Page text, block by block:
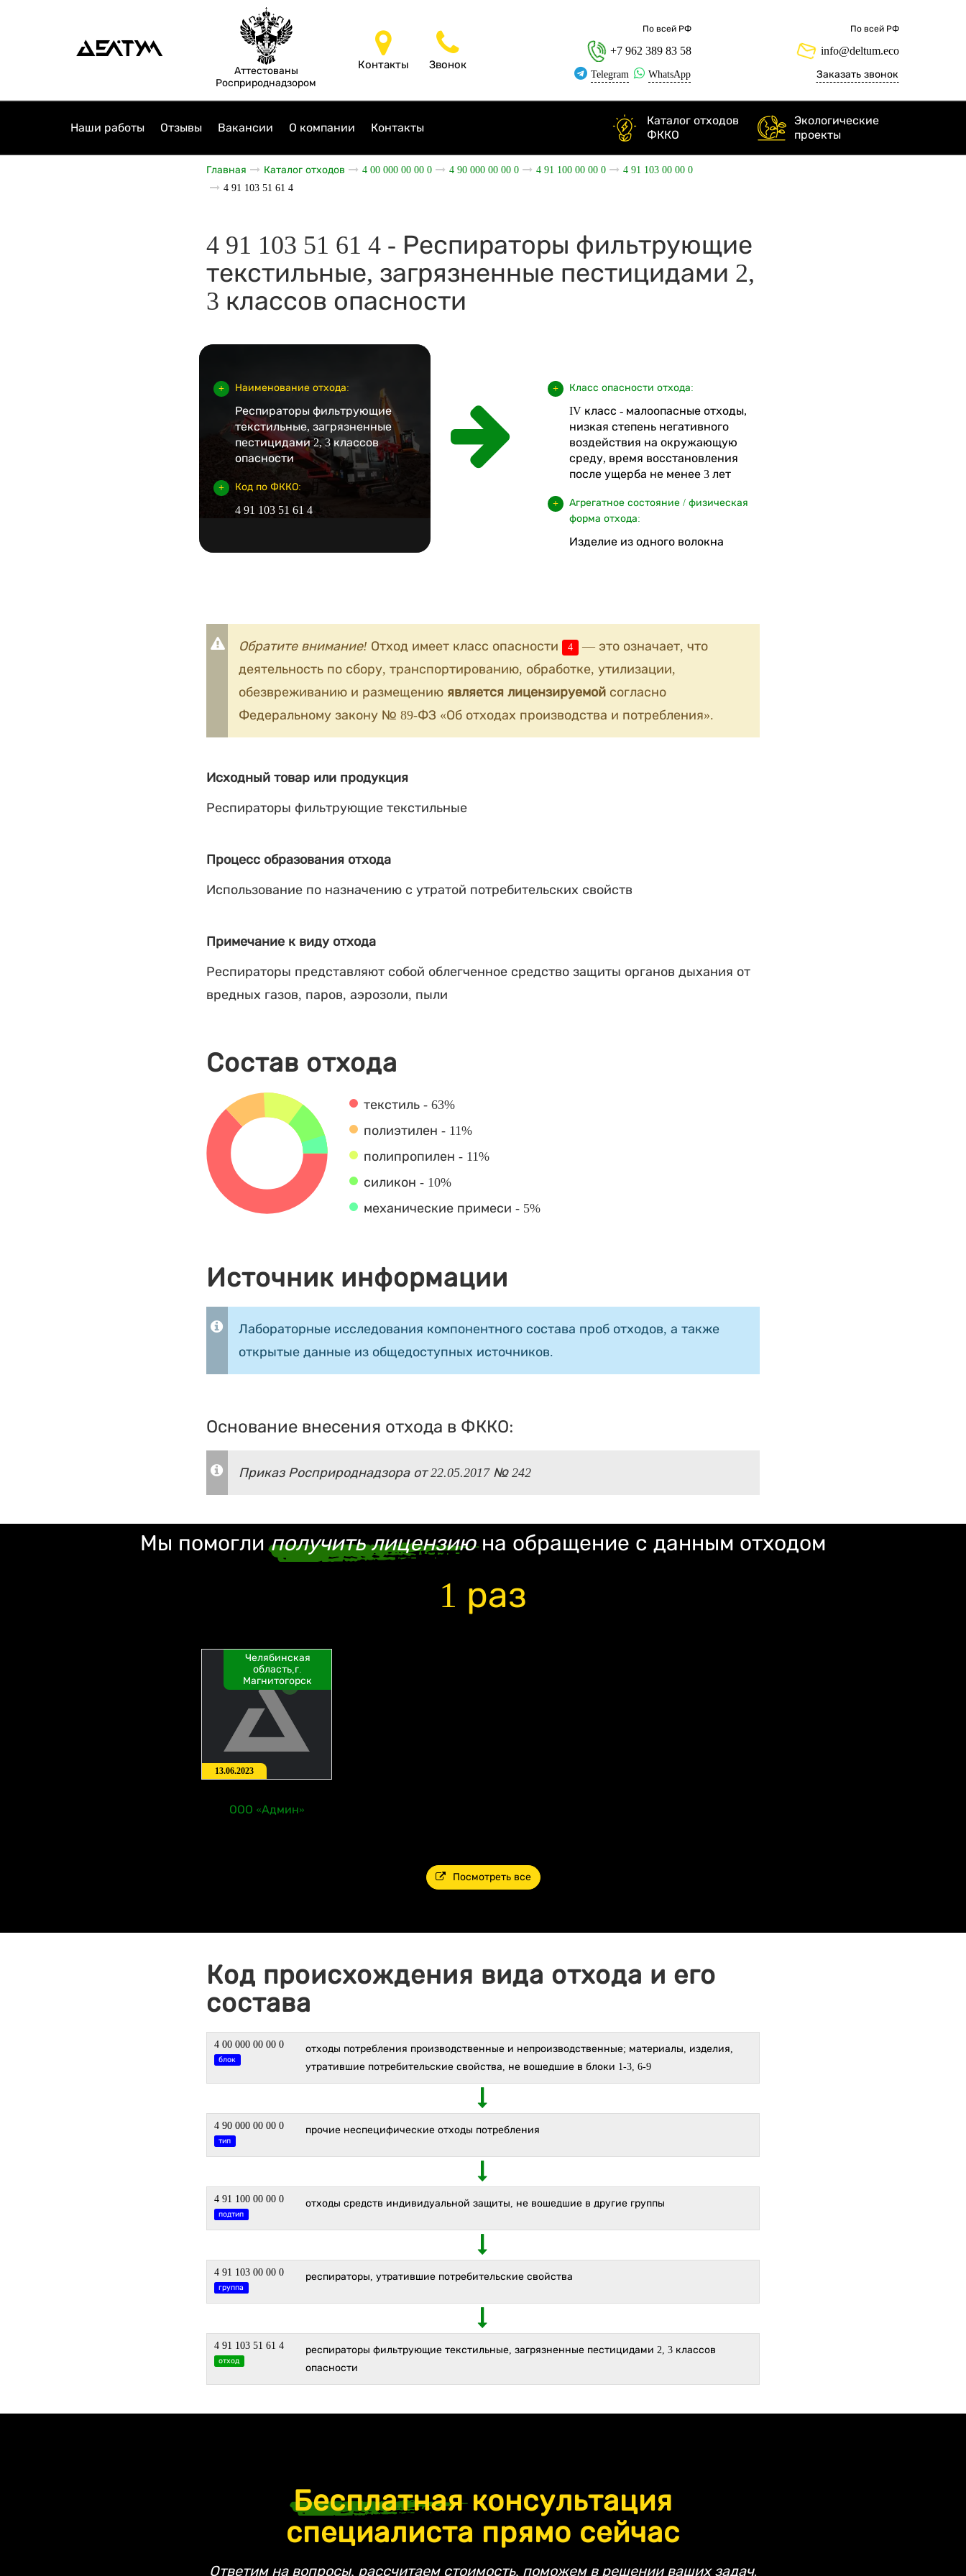
Аттестованы
Росприроднадзором
Контакты Звонок
По всей РФ
+7 962 389 83 58
Telegram WhatsApp
По всей РФ
info@deltum.eco
Заказать звонок
Наши работы Отзывы Вакансии О компании Контакты
Каталог отходов
ФККО
Экологические
проекты
Главная Каталог отходов 4 00 000 00 00 0 4 90 000 00 00 0 4 91 100 00 00 0
4 91 103 00 00 0
4 91 103 51 61 4
4 91 103 51 61 4 - Респираторы фильтрующие
текстильные, загрязненные пестицидами 2,
3 классов опасности
Наименование отхода:
Респираторы фильтрующие
текстильные, загрязненные
пестицидами 2, 3 классов
опасности
Код по ФККО:
4 91 103 51 61 4
Класс опасности отхода:
IV класс - малоопасные отходы,
низкая степень негативного
воздействия на окружающую
среду, время восстановления
после ущерба не менее 3 лет
Агрегатное состояние / физическая
форма отхода:
Изделие из одного волокна
Обратите внимание! Отход имеет класс опасности 4
— это означает, что
деятельность по сбору, транспортированию, обработке, утилизации,
обезвреживанию и размещению является лицензируемой согласно
Федеральному закону № 89-ФЗ «Об отходах производства и потребления».
Исходный товар или продукция
Респираторы фильтрующие текстильные
Процесс образования отхода
Использование по назначению с утратой потребительских свойств
Примечание к виду отхода
Респираторы представляют собой облегченное средство защиты органов дыхания от
вредных газов, паров, аэрозоли, пыли
Состав отхода
текстиль - 63%
полиэтилен - 11%
полипропилен - 11%
силикон - 10%
механические примеси - 5%
Источник информации
Лабораторные исследования компонентного состава проб отходов, а также
открытые данные из общедоступных источников.
Основание внесения отхода в ФККО:
Приказ Росприроднадзора от 22.05.2017 № 242
Мы помоглиполучить лицензиюна обращение с данным отходом
1 раз
Челябинская
область,г.
Магнитогорск
13.06.2023
ООО «Админ»
Посмотреть все
Код происхождения вида отхода и его
состава
4 00 000 00 00 0
блок
отходы потребления производственные и непроизводственные; материалы, изделия,
утратившие потребительские свойства, не вошедшие в блоки 1-3, 6-9
4 90 000 00 00 0
тип
прочие неспецифические отходы потребления
4 91 100 00 00 0
подтип
отходы средств индивидуальной защиты, не вошедшие в другие группы
4 91 103 00 00 0
группа
респираторы, утратившие потребительские свойства
4 91 103 51 61 4
отход
респираторы фильтрующие текстильные, загрязненные пестицидами 2, 3 классов
опасности
Бесплатнаяконсультация
специалиста прямо сейчас
Ответим на вопросы, рассчитаем стоимость, поможем в решении ваших задач.